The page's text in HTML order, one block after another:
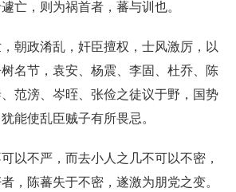
亡，则为祸首者，蕃与训也。
朝政淆乱，奸臣擅权，士风激厉，以
名节，袁安、杨震、李固、杜乔、陈
范滂、岑晊、张俭之徒议于野，国势
能使乱臣贼子有所畏忌。
以不严，而去小人之几不可以不密，
，陈蕃失于不密，遂激为朋党之变。